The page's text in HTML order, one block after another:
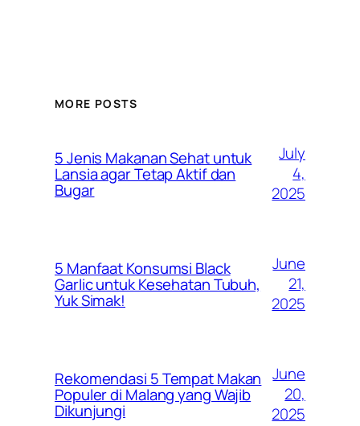
MORE POSTS
5 Jenis Makanan Sehat untuk
Lansia agar Tetap Aktif dan
Bugar
July
4,
2025
5 Manfaat Konsumsi Black
Garlic untuk Kesehatan Tubuh,
Yuk Simak!
June
21,
2025
Rekomendasi 5 Tempat Makan
Populer di Malang yang Wajib
Dikunjungi
June
20,
2025